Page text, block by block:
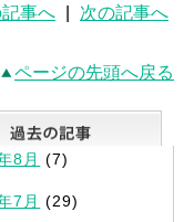
事へ 次の記事へ
ページの先頭へ戻る
一覧
8月 (7)
7月 (29)